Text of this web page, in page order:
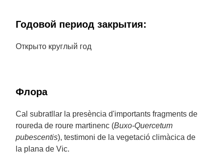
Годовой период закрытия:
Открыто круглый год
Флора
Cal subratllar la presència d'importants fragments de
roureda de roure martinenc (Buxo-Quercetum
pubescentis), testimoni de la vegetació climàcica de
la plana de Vic.